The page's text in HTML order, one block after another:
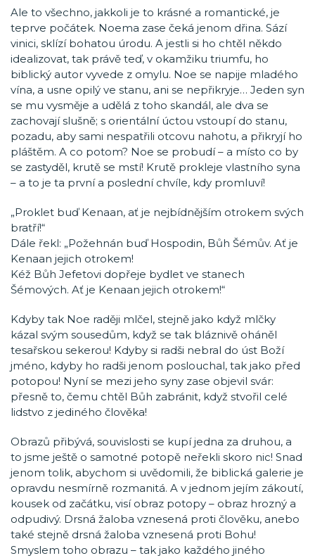
Ale to všechno, jakkoli je to krásné a romantické, je
teprve počátek. Noema zase čeká jenom dřina. Sází
vinici, sklízí bohatou úrodu. A jestli si ho chtěl někdo
idealizovat, tak právě teď, v okamžiku triumfu, ho
biblický autor vyvede z omylu. Noe se napije mladého
vína, a usne opilý ve stanu, ani se nepřikryje… Jeden syn
se mu vysměje a udělá z toho skandál, ale dva se
zachovají slušně; s orientální úctou vstoupí do stanu,
pozadu, aby sami nespatřili otcovu nahotu, a přikryjí ho
pláštěm. A co potom? Noe se probudí – a místo co by
se zastyděl, krutě se mstí! Krutě prokleje vlastního syna
– a to je ta první a poslední chvíle, kdy promluví!
„Proklet buď Kenaan, ať je nejbídnějším otrokem svých
bratří!“
Dále řekl: „Požehnán buď Hospodin, Bůh Šémův. Ať je
Kenaan jejich otrokem!
Kéž Bůh Jefetovi dopřeje bydlet ve stanech
Šémových. Ať je Kenaan jejich otrokem!“
Kdyby tak Noe raději mlčel, stejně jako když mlčky
kázal svým sousedům, když se tak bláznivě oháněl
tesařskou sekerou! Kdyby si radši nebral do úst Boží
jméno, kdyby ho radši jenom poslouchal, tak jako před
potopou! Nyní se mezi jeho syny zase objevil svár:
přesně to, čemu chtěl Bůh zabránit, když stvořil celé
lidstvo z jediného člověka!
Obrazů přibývá, souvislosti se kupí jedna za druhou, a
to jsme ještě o samotné potopě neřekli skoro nic! Snad
jenom tolik, abychom si uvědomili, že biblická galerie je
opravdu nesmírně rozmanitá. A v jednom jejím zákoutí,
kousek od začátku, visí obraz potopy – obraz hrozný a
odpudivý. Drsná žaloba vznesená proti člověku, anebo
také stejně drsná žaloba vznesená proti Bohu!
Smyslem toho obrazu – tak jako každého jiného